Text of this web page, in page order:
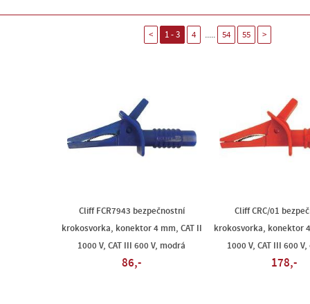
< 1 - 3 4 ..... 54 55 >
Cliff FCR7943 bezpečnostní
krokosvorka, konektor 4 mm, CAT II
1000 V, CAT III 600 V, modrá
86,-
Cliff CRC/01
krokosvorka, konektor 4
1000 V, CAT III 600
178,-